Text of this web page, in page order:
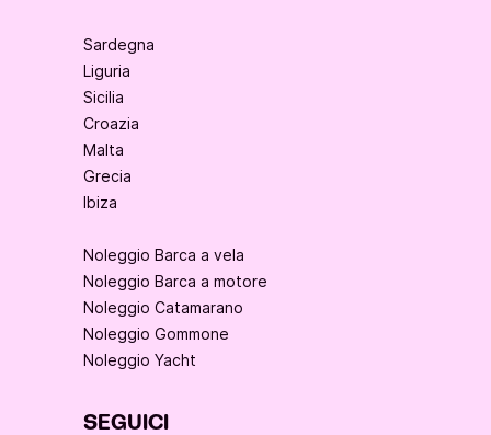
Sardegna
Liguria
Sicilia
Croazia
Malta
Grecia
Ibiza
Noleggio Barca a vela
Noleggio Barca a motore
Noleggio Catamarano
Noleggio Gommone
Noleggio Yacht
SEGUICI